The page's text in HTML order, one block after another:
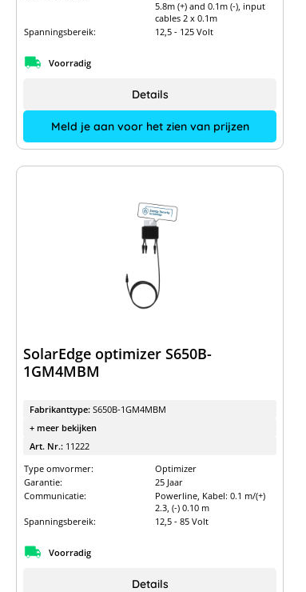
5.8m (+) and 0.1m (-), input
cables 2 x 0.1m
Spanningsbereik:
12,5 - 125 Volt
Voorradig
Meld je aan voor het zien van prijzen
Details
SolarEdge optimizer S650B-
1GM4MBM
Fabrikanttype: S650B-1GM4MBM
+ meer bekijken
Art. Nr.: 11222
Type omvormer:
Optimizer
Garantie:
25 Jaar
Communicatie:
Powerline, Kabel: 0.1 m/(+)
2.3, (-) 0.10 m
Spanningsbereik:
12,5 - 85 Volt
Voorradig
Details